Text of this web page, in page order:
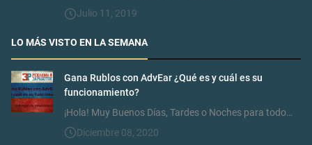
Julio 11, 2019
LO MÁS VISTO EN LA SEMANA
Gana Rublos con AdvEar ¿Qué es y cuál es su
funcionamiento?
¡Hola! Muy Buenos Días, Tardes o Noches para todo…
Diciembre 08, 2020